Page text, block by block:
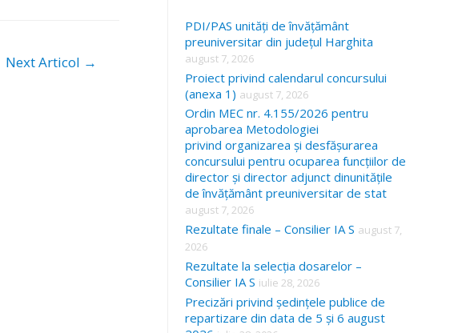
Next Articol →
c
h
f
o
r
:
PDI/PAS unități de învățământ
preuniversitar din județul Harghita
august 7, 2026
Proiect privind calendarul concursului
(anexa 1) august 7, 2026
Ordin MEC nr. 4.155/2026 pentru
aprobarea Metodologiei
privind organizarea și desfășurarea
concursului pentru ocuparea funcțiilor de
director și director adjunct dinunitățile
de învățământ preuniversitar de stat
august 7, 2026
Rezultate finale – Consilier IA S august 7,
2026
Rezultate la selecția dosarelor –
Consilier IA S iulie 28, 2026
Precizări privind ședințele publice de
repartizare din data de 5 și 6 august